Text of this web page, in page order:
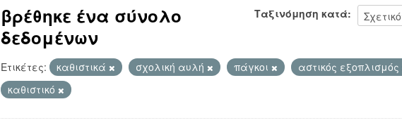
Ταξινόμηση κατά
βρέθηκε ένα σύνολο
δεδομένων
Ετικέτες: καθιστικά σχολική αυλή πάγκοι
αστικός εξοπλισμός
καθιστικό